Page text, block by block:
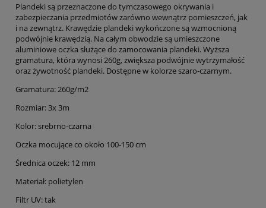
Plandeki są przeznaczone do tymczasowego okrywania i
zabezpieczania przedmiotów zarówno wewnątrz pomieszczeń, jak
i na zewnątrz. Krawędzie plandeki wykończone są wzmocnioną
podwójnie krawędzią. Na całym obwodzie są umieszczone
aluminiowe oczka służące do zamocowania plandeki. Wyższa
gramatura, która wynosi 260g, zwiększa podwójnie wytrzymałość
oraz żywotność plandeki. Dostępne w kolorze szaro-czarnym.
Gramatura: 260g/m2
Rozmiar: 3x 3m
Kolor: srebrno-czarna
Oczka mocujące co około 100-150 cm
Średnica oczek: 12 mm
Materiał: polietylen
Filtr UV: tak